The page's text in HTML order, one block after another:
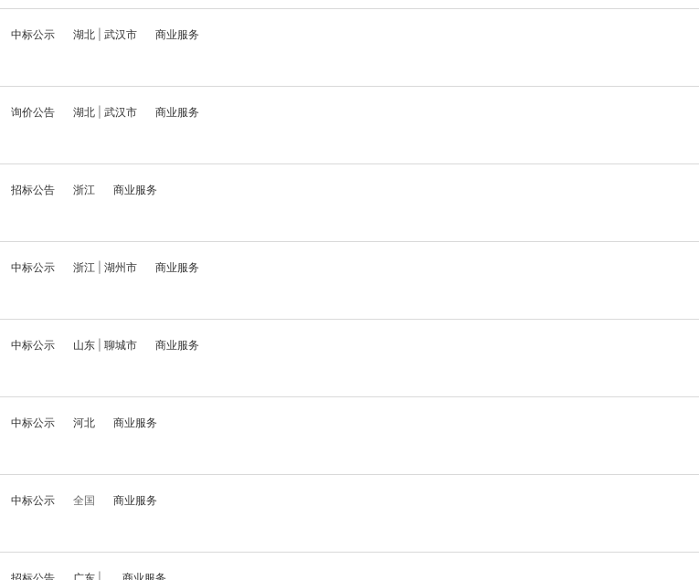
中标公示 湖北 武汉市 商业服务
询价公告 湖北 武汉市 商业服务
招标公告 浙江 商业服务
中标公示 浙江 湖州市 商业服务
中标公示 山东 聊城市 商业服务
中标公示 河北 商业服务
中标公示 全国 商业服务
招标公告 广东 商业服务